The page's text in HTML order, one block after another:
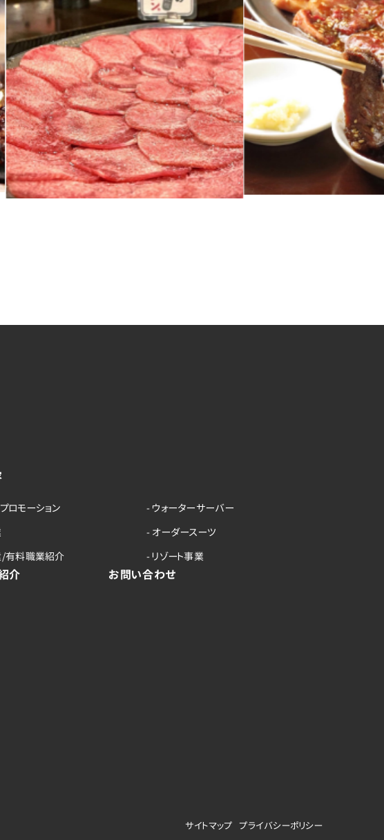
ロモーション
有料職業紹介
- ウォーターサーバー
- オーダースーツ
- リゾート事業
介 お問い合わせ
サイトマップ プライバシーポリシー